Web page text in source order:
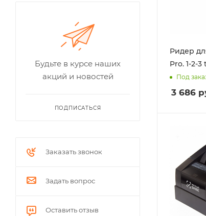
Ридер
Pro. 1-2-
Под
3 686
Будьте в курсе наших
акций и новостей
ПОДПИСАТЬСЯ
Заказать звонок
Задать вопрос
Оставить отзыв